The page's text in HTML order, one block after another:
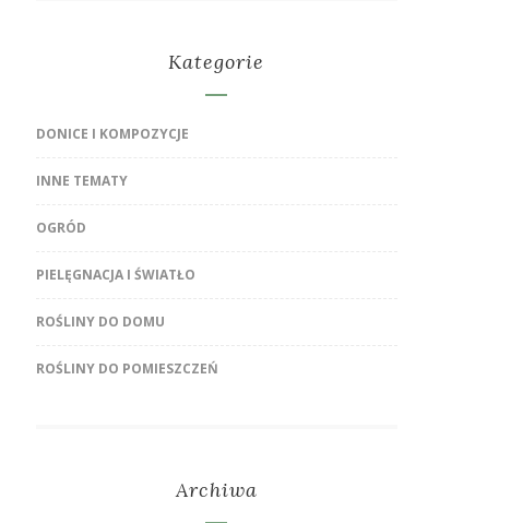
Kategorie
DONICE I KOMPOZYCJE
INNE TEMATY
OGRÓD
PIELĘGNACJA I ŚWIATŁO
ROŚLINY DO DOMU
ROŚLINY DO POMIESZCZEŃ
Archiwa